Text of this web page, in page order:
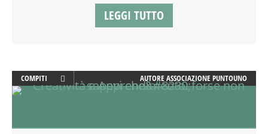
LEGGI TUTTO
COMPITI
DOPO SCUOLA
AUTORE ASSOCIAZIONE PUNTOUNO